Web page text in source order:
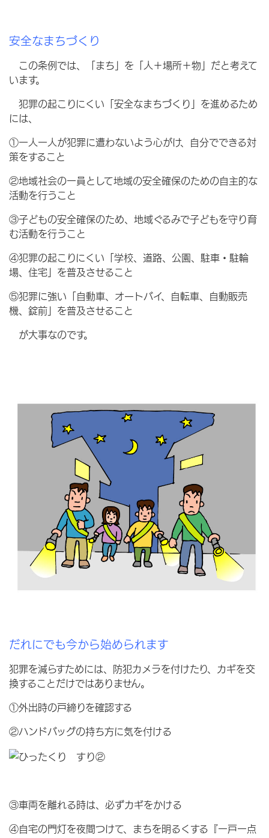
安全なまちづくり
この条例では、「まち」を「人＋場所＋物」だと考えて
います。
犯罪の起こりにくい「安全なまちづくり」を進めるため
には、
①一人一人が犯罪に遭わないよう心がけ、自分でできる対
策をすること
②地域社会の一員として地域の安全確保のための自主的な
活動を行うこと
③子どもの安全確保のため、地域ぐるみで子どもを守り育
む活動を行うこと
④犯罪の起こりにくい「学校、道路、公園、駐車・駐輪
場、住宅」を普及させること
⑤犯罪に強い「自動車、オートバイ、自転車、自動販売
機、錠前」を普及させること
が大事なのです。
だれにでも今から始められます
犯罪を減らすためには、防犯カメラを付けたり、カギを交
換することだけではありません。
①外出時の戸締りを確認する
②ハンドバッグの持ち方に気を付ける
③車両を離れる時は、必ずカギをかける
④自宅の門灯を夜間つけて、まちを明るくする『一戸一点